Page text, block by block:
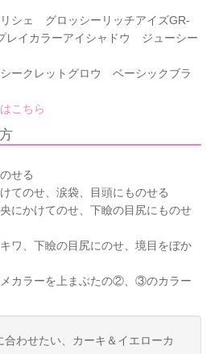
シェ グロッシーリッチアイズGR-
イカラーアイシャドウ ジューシー
ークレットグロウ ベーシックブラ
こちら
せる
てのせ、涙袋、目頭にものせる
にかけてのせ、下瞼の目尻にものせ
ワ、下瞼の目尻にのせ、境目をぼか
メカラーを上まぶたの②、③のカラー
わせたい、カーキ＆イエローカ